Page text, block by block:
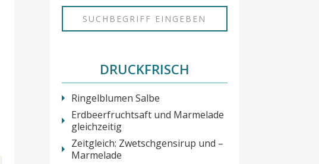
DRUCKFRISCH
Ringelblumen Salbe
Erdbeerfruchtsaft und Marmelade
gleichzeitig
Zeitgleich: Zwetschgensirup und –
Marmelade